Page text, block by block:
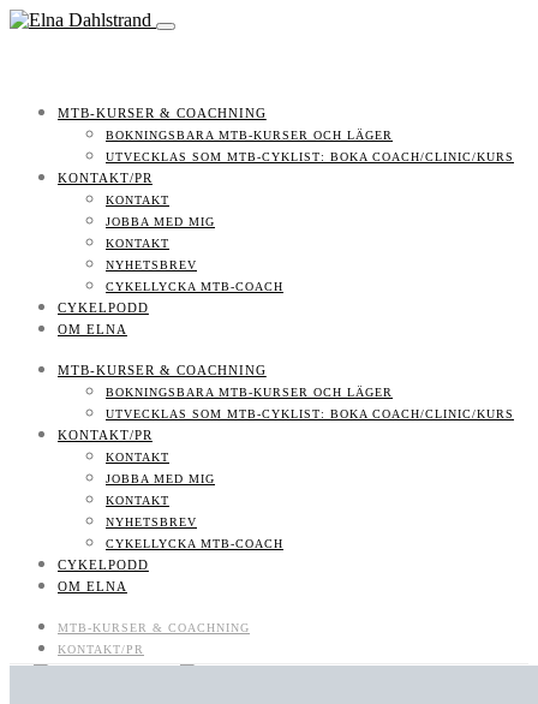
MTB-KURSER & COACHNING
BOKNINGSBARA MTB-KURSER OCH LÄGER
UTVECKLAS SOM MTB-CYKLIST: BOKA COACH/CLINIC/KURS
KONTAKT/PR
KONTAKT
JOBBA MED MIG
KONTAKT
NYHETSBREV
CYKELLYCKA MTB-COACH
CYKELPODD
OM ELNA
MTB-KURSER & COACHNING
BOKNINGSBARA MTB-KURSER OCH LÄGER
UTVECKLAS SOM MTB-CYKLIST: BOKA COACH/CLINIC/KURS
KONTAKT/PR
KONTAKT
JOBBA MED MIG
KONTAKT
NYHETSBREV
CYKELLYCKA MTB-COACH
CYKELPODD
OM ELNA
MTB-KURSER & COACHNING
KONTAKT/PR